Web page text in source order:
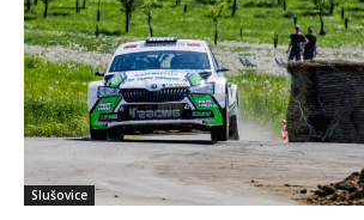
Slušovice